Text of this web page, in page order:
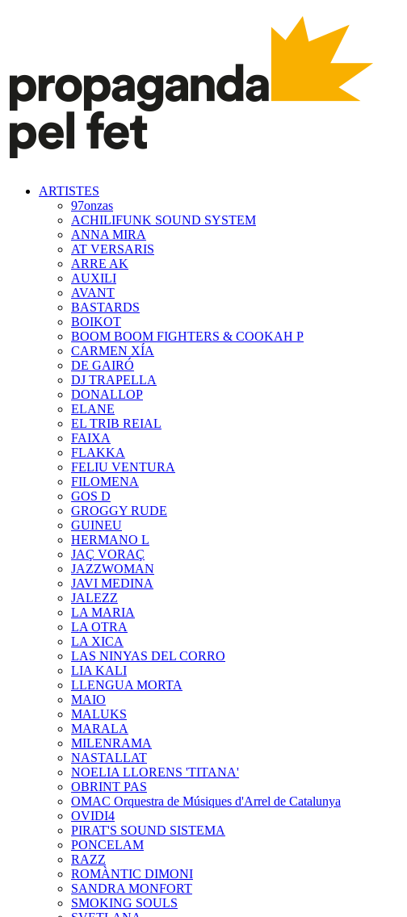
ARTISTES
97onzas
ACHILIFUNK SOUND SYSTEM
ANNA MIRA
AT VERSARIS
ARRE AK
AUXILI
AVANT
BASTARDS
BOIKOT
BOOM BOOM FIGHTERS & COOKAH P
CARMEN XÍA
DE GAIRÓ
DJ TRAPELLA
DONALLOP
ELANE
EL TRIB REIAL
FAIXA
FLAKKA
FELIU VENTURA
FILOMENA
GOS D
GROGGY RUDE
GUINEU
HERMANO L
JAÇ VORAÇ
JAZZWOMAN
JAVI MEDINA
JALEZZ
LA MARIA
LA OTRA
LA XICA
LAS NINYAS DEL CORRO
LIA KALI
LLENGUA MORTA
MAIO
MALUKS
MARALA
MILENRAMA
NASTALLAT
NOELIA LLORENS 'TITANA'
OBRINT PAS
OMAC Orquestra de Músiques d'Arrel de Catalunya
OVIDI4
PIRAT'S SOUND SISTEMA
PONCELAM
RAZZ
ROMÀNTIC DIMONI
SANDRA MONFORT
SMOKING SOULS